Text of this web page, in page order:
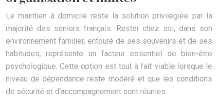
Le maintien à domicile reste la solution privilégiée par la
majorité des seniors français. Rester chez soi, dans son
environnement familier, entouré de ses souvenirs et de ses
habitudes, représente un facteur essentiel de bien-être
psychologique. Cette option est tout à fait viable lorsque le
niveau de dépendance reste modéré et que les conditions
de sécurité et d’accompagnement sont réunies.